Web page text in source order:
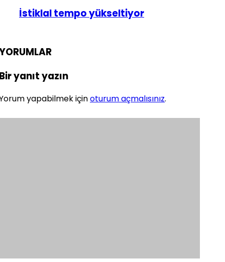
İstiklal tempo yükseltiyor
yanıt yazın
yapabilmek içinoturum açmalısınız.